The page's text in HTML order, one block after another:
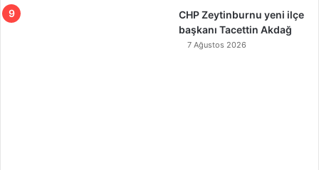
CHP Zeytinburnu yeni ilçe
başkanı Tacettin Akdağ
7 Ağustos 2026